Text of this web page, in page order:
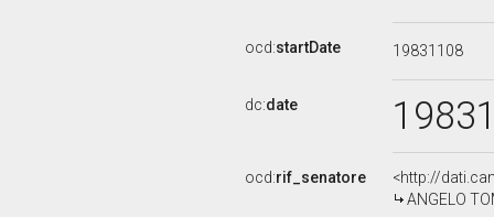
ocd:startDate 19831108
dc:date
ocd:rif_senatore
<http://
ANGELO